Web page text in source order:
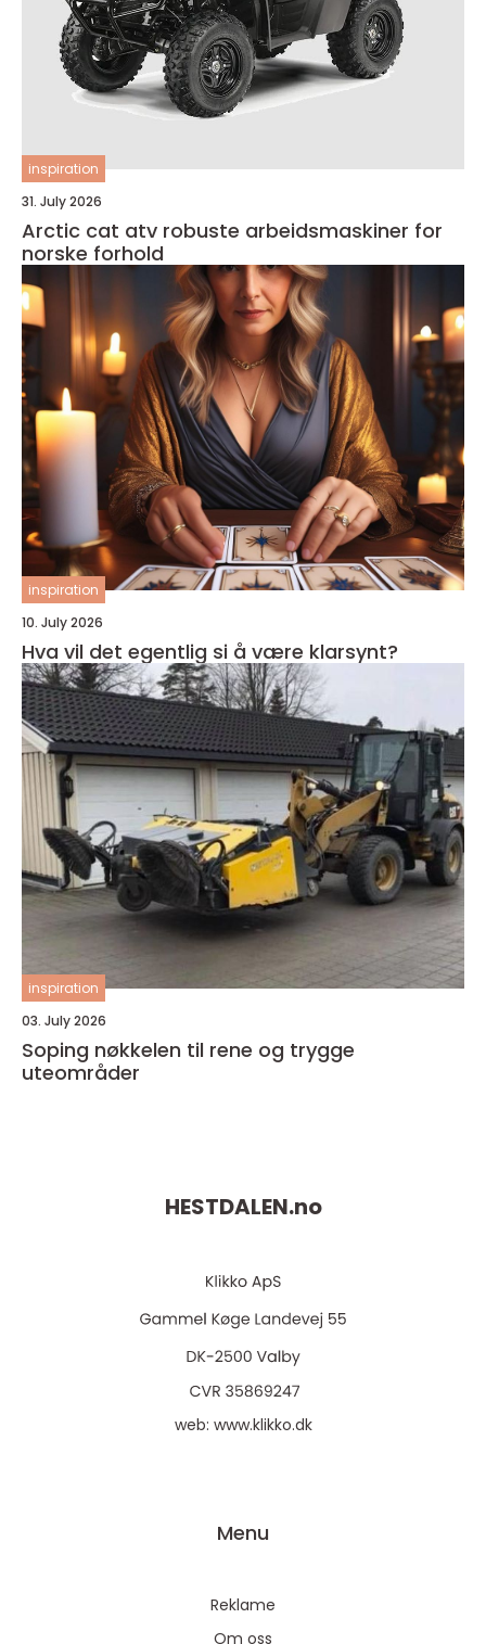
inspiration
31. July 2026
Arctic cat atv robuste arbeidsmaskiner for
norske forhold
inspiration
10. July 2026
Hva vil det egentlig si å være klarsynt?
inspiration
03. July 2026
Soping nøkkelen til rene og trygge
uteområder
HESTDALEN.no
web: www.klikko.dk
Menu
Reklame
Om oss